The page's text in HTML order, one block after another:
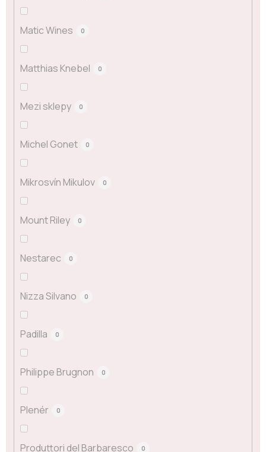
Matic Wines 0
Matthias Knebel 0
Mezi sklepy 0
Michel Gonet 0
Mikrosvín Mikulov 0
Mount Riley 0
Nestarec 0
Nizza Silvano 0
Padilla 0
Philippe Brugnon 0
Plenér 0
Produttori del Barbaresco 0